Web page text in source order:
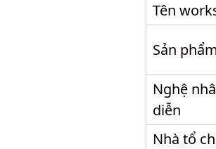
Tên
Sản
Nghệ
diễn
Nhà tổ